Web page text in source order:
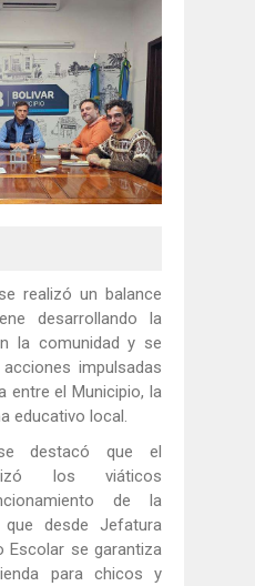
realizó un balance
desarrollando la
la comunidad y se
impulsadas
entre el Municipio, la
educativo local.
destacó que el
los viáticos
de la
desde Jefatura
Escolar se garantiza
para chicos y